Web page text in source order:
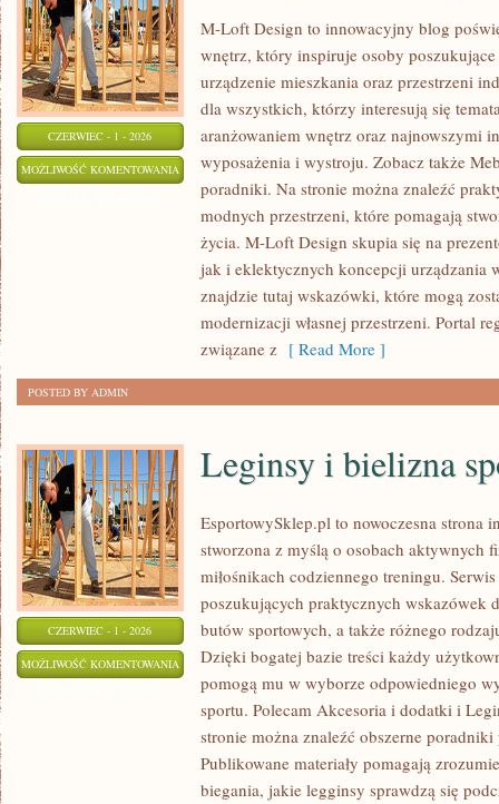
CZERWIEC - 1 - 2026
MOŻLIWOŚĆ KOMENTOWANIA TRENDY
INSPIRACJE
M-Loft Design to innowacyjny blog
wnętrz, który inspiruje osoby
urządzenie mieszkania oraz przestrzeni
dla wszystkich, którzy interesują się
aranżowaniem wnętrz oraz najnowszymi
wyposażenia i wystroju. Zobacz także
poradniki. Na stronie można znaleźć
modnych przestrzeni, które pomagają
życia. M-Loft Design skupia się na
jak i eklektycznych koncepcji urządzania
znajdzie tutaj wskazówki, które mogą
modernizacji własnej przestrzeni. Portal
związane z [ Read More ]
POSTED BY ADMIN
CZERWIEC - 1 - 2026
MOŻLIWOŚĆ KOMENTOWANIA LEGINSY
BIELIZNA
SPORTOWA
Leginsy i bielizna
EsportowySklep.pl to nowoczesna strona
stworzona z myślą o osobach aktywnych
miłośnikach codziennego treningu.
poszukujących praktycznych wskazówek
butów sportowych, a także różnego
Dzięki bogatej bazie treści każdy
pomogą mu w wyborze odpowiedniego
sportu. Polecam Akcesoria i dodatki i
stronie można znaleźć obszerne
Publikowane materiały pomagają
biegania, jakie legginsy sprawdzą się